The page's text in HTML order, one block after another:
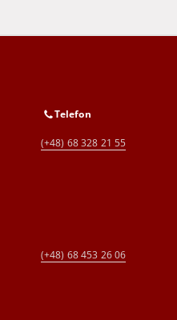
Telefon
(+48) 68 328 21 55
(+48) 68 453 26 06